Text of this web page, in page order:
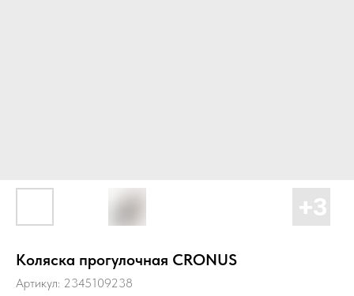
Коляска прогулочная CRONUS
Артикул: 2345109238